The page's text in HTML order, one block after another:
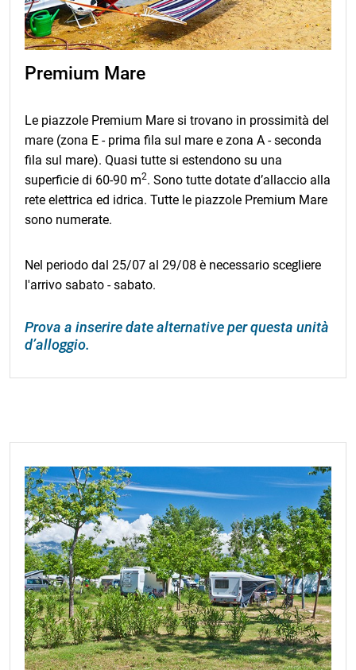
prenotazione si considererà risolto senza alcun obbligo
a suo carico. In caso di risoluzione del Contratto, ci
limitiamo a rimborsare esclusivamente l’importo
dell'anticipo ricevuto in base al Contratto di
prenotazione. Valida dal 01/01/2026. Per le
di prezzo farà riferimento a un confronto con l'indice
cumulativo del tasso di inflazione mensile di marzo
2026.
Premium Mare
Le piazzole Premium Mare si trovano in prossimità del
mare (zona E - prima fila sul mare e zona A - seconda
fila sul mare). Quasi tutte si estendono su una
superficie di 60-90 m2. Sono tutte dotate d’allaccio alla
rete elettrica ed idrica. Tutte le piazzole Premium Mare
sono numerate.
Nel periodo dal 25/07 al 29/08 è necessario scegliere
l'arrivo sabato - sabato.
Prova a inserire date alternative per questa unità
d’alloggio.